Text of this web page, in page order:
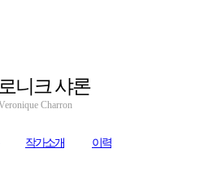
니크 샤론
Charron
작가소개 이력